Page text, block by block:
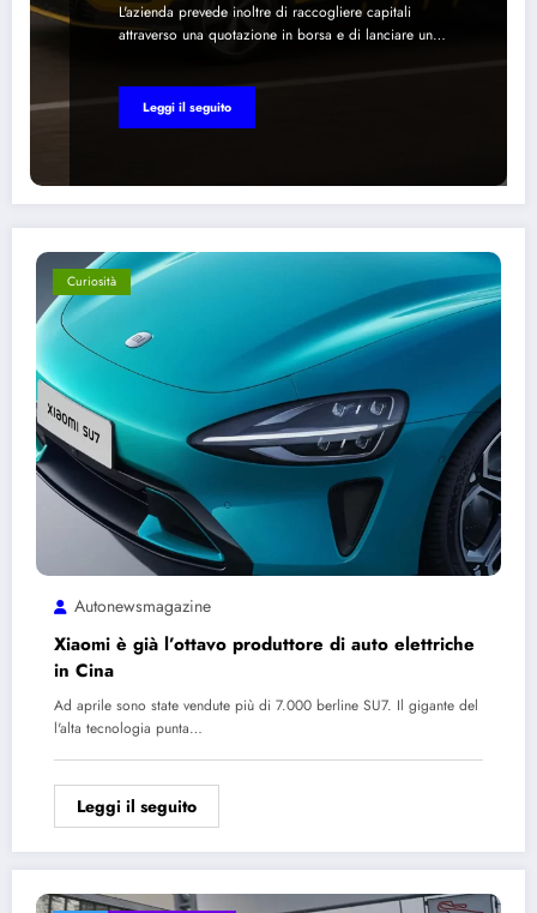
L'azienda prevede inoltre di raccogliere capitali
attraverso una quotazione in borsa e di lanciare un…
Leggi il seguito
Curiosità
Autonewsmagazine
Xiaomi è già l’ottavo produttore di auto elettriche
in Cina
Ad aprile sono state vendute più di 7.000 berline SU7. Il gigante del
l'alta tecnologia punta…
Leggi il seguito